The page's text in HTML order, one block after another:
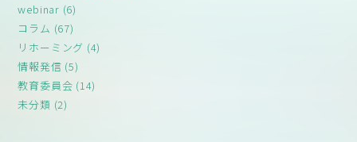
webinar (6)
コラム (67)
リホーミング (4)
情報発信 (5)
教育委員会 (14)
未分類 (2)